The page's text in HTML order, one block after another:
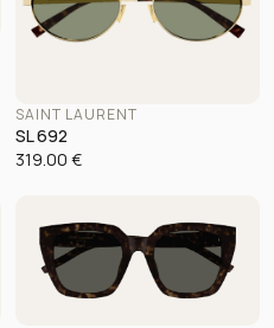
SAINT LAURENT
SL 692
319.00 €